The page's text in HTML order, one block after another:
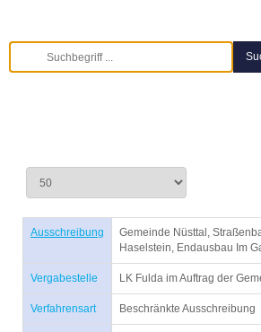
Ausschreibung
Gemeinde Nüsttal,
Haselstein, Endausbau Im
Vergabestelle LK Fulda im Auftrag der
Verfahrensart Beschränkte Ausschreibung